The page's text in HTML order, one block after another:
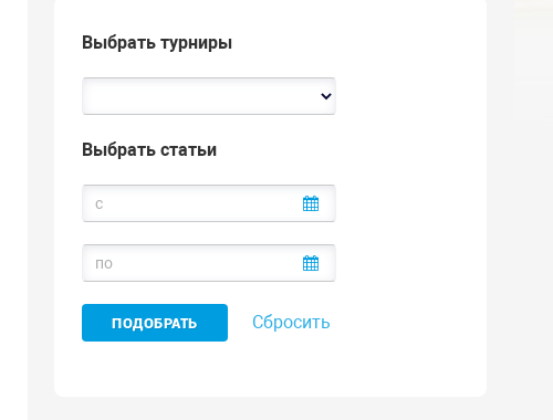
Выбрать турниры
Выбрать статьи
Сбросить